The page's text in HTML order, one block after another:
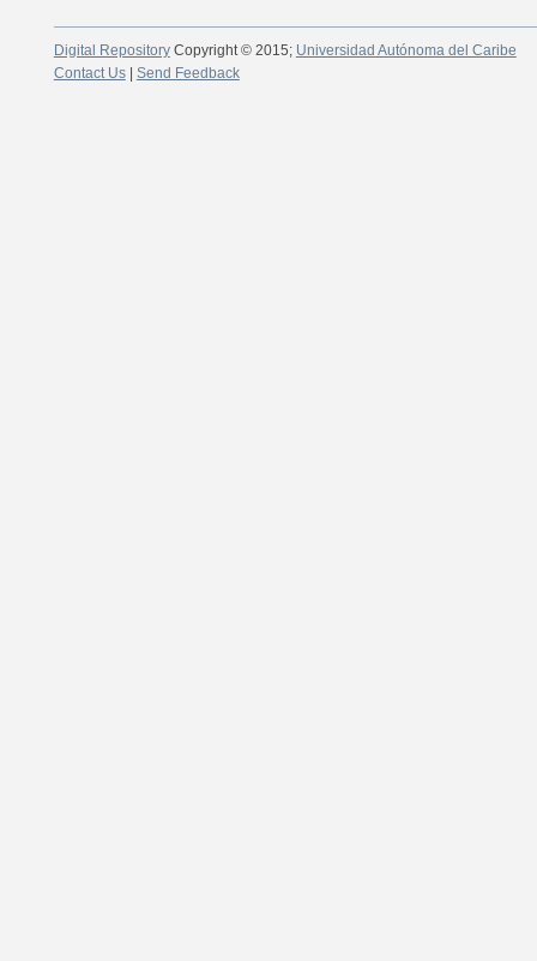
Digital RepositoryCopyright © 2015; Universidad Autónoma del Caribe
Contact Us| Send Feedback